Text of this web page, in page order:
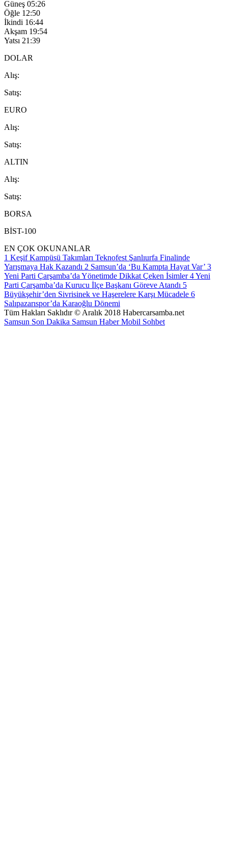
Güneş 05:26
Öğle 12:50
İkindi 16:44
Akşam 19:54
Yatsı 21:39
DOLAR
Alış:
Satış:
EURO
Alış:
Satış:
ALTIN
Alış:
Satış:
BORSA
BİST-100
EN ÇOK OKUNANLAR
1 Keşif Kampüsü Takımları Teknofest Şanlıurfa Finalinde
Yarışmaya Hak Kazandı 2 Samsun’da ‘Bu Kampta Hayat Var’ 3
Yeni Parti Çarşamba’da Yönetimde Dikkat Çeken İsimler 4Yeni
Parti Çarşamba’da Kurucu İlçe Başkanı Göreve Atandı 5
Büyükşehir’den Sivrisinek ve Haşerelere Karşı Mücadele 6
Salıpazarıspor’da Karaoğlu Dönemi
Tüm Hakları Saklıdır © Aralık 2018 Habercarsamba.net
Samsun Son Dakika Samsun HaberMobil Sohbet